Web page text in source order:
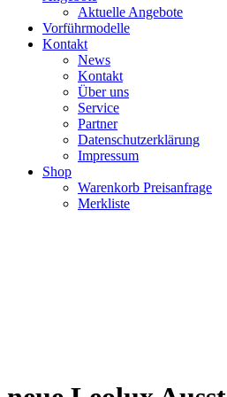
Aktuelle Angebote
Vorführmodelle
Kontakt
News
Kontakt
Über uns
Service
Partner
Datenschutzerklärung
Impressum
Shop
Warenkorb Preisanfrage
Merkliste